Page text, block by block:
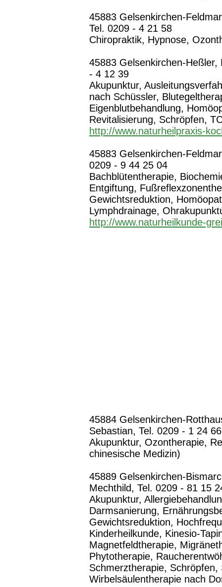
45883 Gelsenkirchen-
Tel. 0209 - 4 21 58
Chiropraktik, Hypnose,
45883 Gelsenkirchen-
- 4 12 39
Akupunktur,
nach Schüssler,
Eigenblutbehandlung,
Revitalisierung, Schröpfen,
http://www.naturheilpraxis-
45883 Gelsenkirchen-
0209 - 9 44 25 04
Bachblütentherapie,
Entgiftung,
Gewichtsreduktion,
Lymphdrainage,
http://www.naturheilkunde-
45884 Gelsenkirchen-
Sebastian, Tel. 0209 - 1 24 66
Akupunktur, Ozontherapie,
chinesische Medizin)
45889 Gelsenkirchen-
Mechthild, Tel. 0209 - 81 15
Akupunktur,
Darmsanierung,
Gewichtsreduktion,
Kinderheilkunde, Kinesio-
Magnetfeldtherapie,
Phytotherapie,
Schmerztherapie,
Wirbelsäulentherapie nach